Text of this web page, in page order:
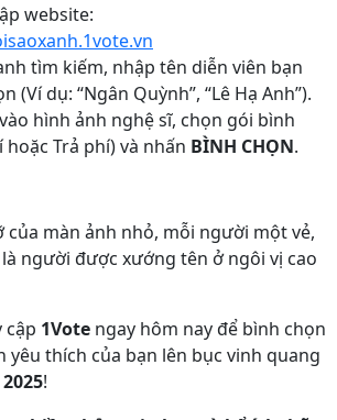
website:
tìm kiếm, nhập tên diễn viên bạn
(Ví dụ: “Ngân Quỳnh”, “Lê Hạ Anh”).
hình ảnh nghệ sĩ, chọn gói bình
Trả phí) và nhấn BÌNH CHỌN.
màn ảnh nhỏ, mỗi người một vẻ,
người được xướng tên ở ngôi vị cao
cập 1Vote ngay hôm nay để bình chọn
yêu thích của bạn lên bục vinh quang
!